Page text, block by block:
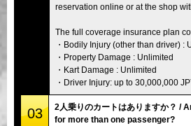
reservation online or at the shop
The full coverage insurance plan
・Bodily Injury (other than driver) :
・Property Damage : Unlimited
・Kart Damage : Unlimited
・Driver Injury: up to 30,000,000
03
2人乗りのカートはありますか？ /
for more than one passenger?